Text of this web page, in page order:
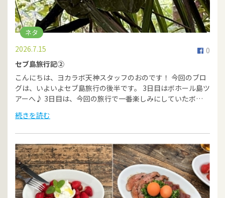
ネタ
0
2026.7.15
セブ島旅行記②
こんにちは、ヨカラボ天神スタッフのおのです！ 今回のブロ
グは、いよいよセブ島旅行の後半です。 3日目はボホール島ツ
アーへ♪ 3日目は、今回の旅行で一番楽しみにしていたボ…
続きを読む